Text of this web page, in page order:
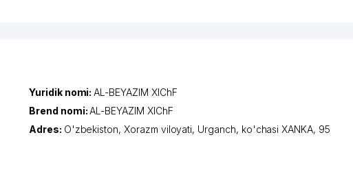
Yuridik nomi:AL-BEYAZIM XIChF
Brend nomi:AL-BEYAZIM XIChF
Adres: O'zbekiston,Xorazm viloyati, Urganch, ko'chasi XANKA, 95